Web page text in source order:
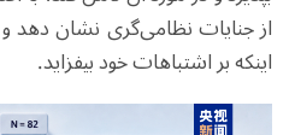
از جنایات نظامی‌گری نشان دهد و
اینکه بر اشتباهات خود بیفزاید.